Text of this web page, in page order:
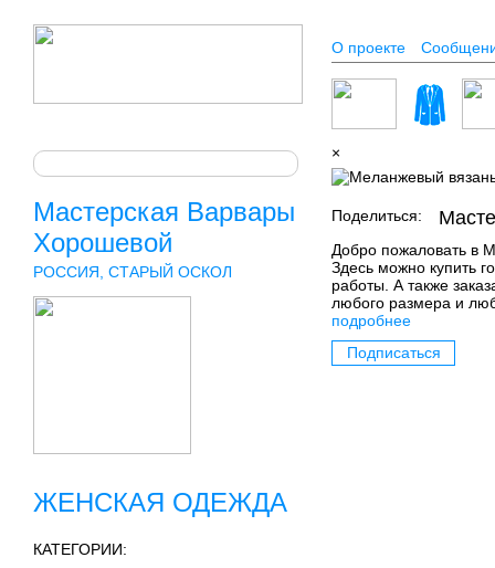
О проекте
Мастерская Варвары
Хорошевой
РОССИЯ, СТАРЫЙ ОСКОЛ
ЖЕНСКАЯ ОДЕЖДА
КАТЕГОРИИ:
×
Поделиться:
Добро пожаловать в
Здесь можно купить
работы. А также
любого размера и
подробнее
Подписаться